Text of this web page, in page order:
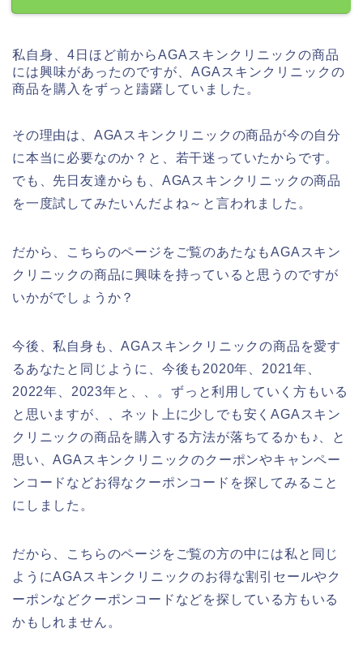
私自身、4日ほど前からAGAスキンクリニックの商品
には興味があったのですが、AGAスキンクリニックの
商品を購入をずっと躊躇していました。
その理由は、AGAスキンクリニックの商品が今の自分
に本当に必要なのか？と、若干迷っていたからです。
でも、先日友達からも、AGAスキンクリニックの商品
を一度試してみたいんだよね～と言われました。
だから、こちらのページをご覧のあたなもAGAスキン
クリニックの商品に興味を持っていると思うのですが
いかがでしょうか？
今後、私自身も、AGAスキンクリニックの商品を愛す
るあなたと同じように、今後も2020年、2021年、
2022年、2023年と、、。ずっと利用していく方もいる
と思いますが、、ネット上に少しでも安くAGAスキン
クリニックの商品を購入する方法が落ちてるかも♪、と
思い、AGAスキンクリニックのクーポンやキャンペー
ンコードなどお得なクーポンコードを探してみること
にしました。
だから、こちらのページをご覧の方の中には私と同じ
ようにAGAスキンクリニックのお得な割引セールやク
ーポンなどクーポンコードなどを探している方もいる
かもしれません。